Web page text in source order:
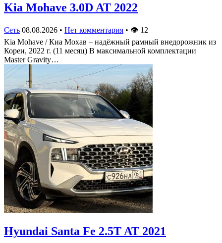
Kia Mohave 3.0D AT 2022
Сеть 08.08.2026 • Нет комментария • 👁 12
Kia Mohave / Киа Мохав – надёжный рамный внедорожник из
Кореи, 2022 г. (11 месяц) В максимальной комплектации
Master Gravity…
Hyundai Santa Fe 2.5T AT 2021